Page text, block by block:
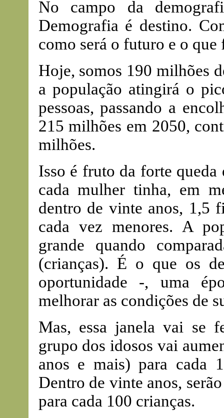
No campo da
Demografia é destino.
como será o futuro e o
Hoje, somos 190 milhões
a população atingirá o
pessoas, passando a
215 milhões em 2050,
milhões.
Isso é fruto da forte queda
cada mulher tinha, em
dentro de vinte anos, 1,5
cada vez menores. A
grande quando
(crianças). É o que os
oportunidade -, uma
melhorar as condições de
Mas, essa janela vai se
grupo dos idosos vai
anos e mais) para cada
Dentro de vinte anos,
para cada 100 crianças.